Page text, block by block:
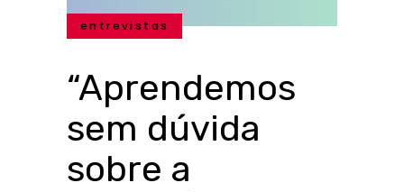
entrevistas
“Aprendemos
sem dúvida
sobre a